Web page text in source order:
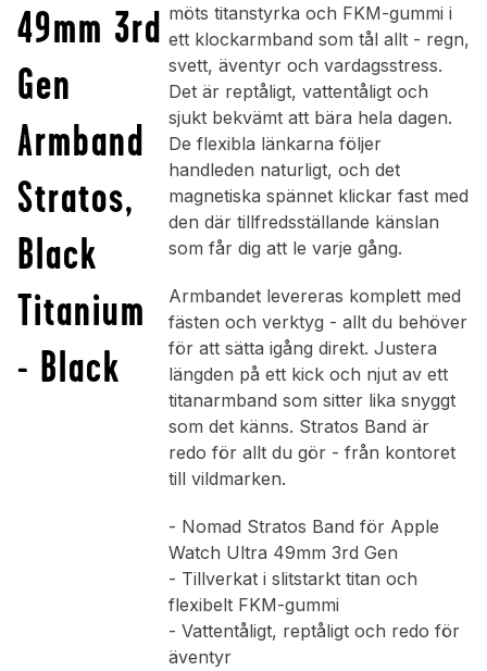
49mm 3rd
Gen
Armband
Stratos,
Black
Titanium
- Black
möts titanstyrka och FKM-gummi i
ett klockarmband som tål allt - regn,
svett, äventyr och vardagsstress.
Det är reptåligt, vattentåligt och
sjukt bekvämt att bära hela dagen.
De flexibla länkarna följer
handleden naturligt, och det
magnetiska spännet klickar fast med
den där tillfredsställande känslan
som får dig att le varje gång.
Armbandet levereras komplett med
fästen och verktyg - allt du behöver
för att sätta igång direkt. Justera
längden på ett kick och njut av ett
titanarmband som sitter lika snyggt
som det känns. Stratos Band är
redo för allt du gör - från kontoret
till vildmarken.
- Nomad Stratos Band för Apple
Watch Ultra 49mm 3rd Gen
- Tillverkat i slitstarkt titan och
flexibelt FKM-gummi
- Vattentåligt, reptåligt och redo för
äventyr